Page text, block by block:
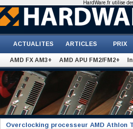
ACTUALITES ARTICLES PRIX
AMD FX AM3+ AMD APU FM2/FM2+
Overclocking processeur AMD Athlon
HardWare.fr utilise